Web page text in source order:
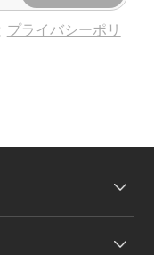
プライバシーポリ